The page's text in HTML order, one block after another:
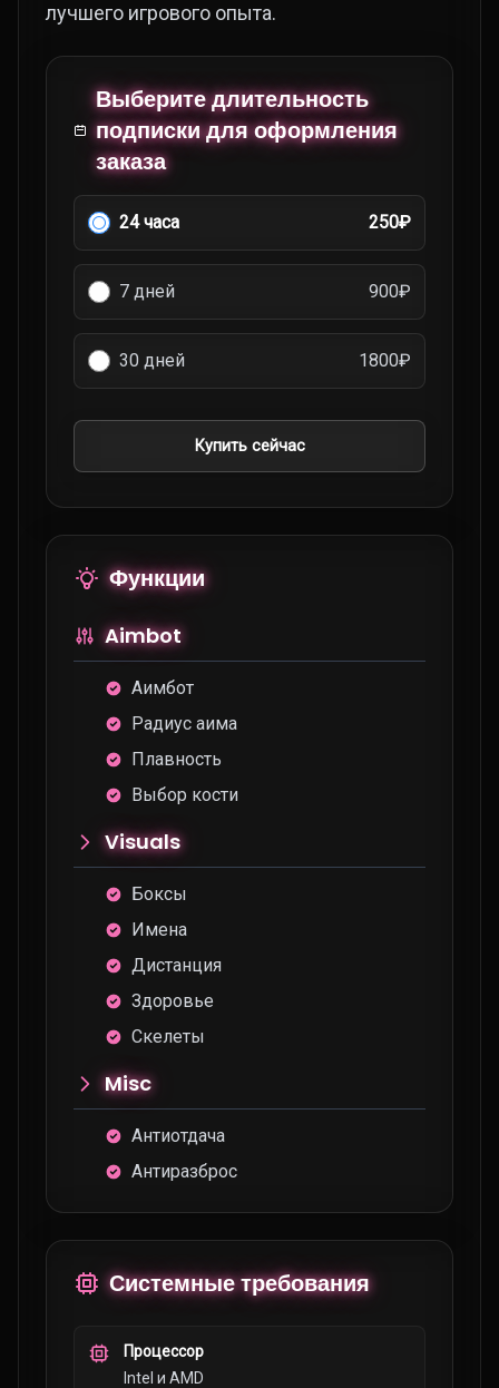
лучшего игрового опыта.
Выберите длительность
подписки для оформления
заказа
24 часа 250₽
7 дней 900₽
30 дней 1800₽
Купить сейчас
Функции
Aimbot
Аимбот
Радиус аима
Плавность
Выбор кости
Visuals
Боксы
Имена
Дистанция
Здоровье
Скелеты
Misc
Антиотдача
Антиразброс
Системные требования
Процессор
Intel и AMD